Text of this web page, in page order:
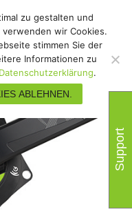
Support
zu gestalten und
wir Cookies.
stimmen Sie der
Informationen zu
Datenschutzerklärung.
ABLEHNEN.